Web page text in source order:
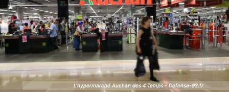
L'hypermarché Auchan des 4 Temps - Defense-92.fr
L'hypermarché Auchan des 4 Temps - Defense-92.fr